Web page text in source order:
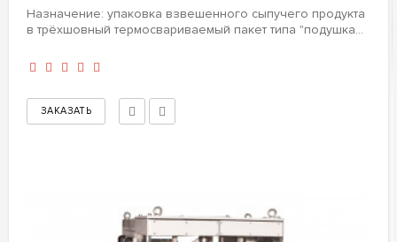
Назначение: упаковка взвешенного сыпучего продукта
в трёхшовный термосвариваемый пакет типа "подушка...